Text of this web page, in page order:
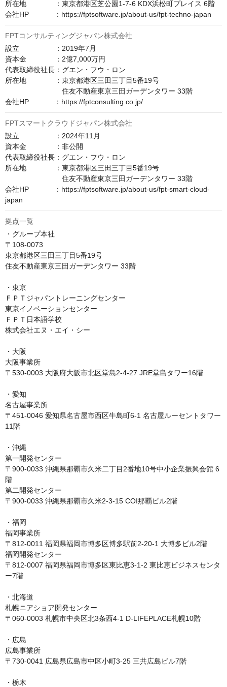
所在地　　　　：東京都港区芝公園1-7-6 KDX浜松町プレイス 6階
会社HP　　　  ：https://fptsoftware.jp/about-us/fpt-techno-japan
FPTコンサルティングジャパン株式会社
設立　　　　　：2019年7月
資本金　　　　：2億7,000万円
代表取締役社長：グエン・フウ・ロン
所在地　　　　：東京都港区三田三丁目5番19号
住友不動産東京三田ガーデンタワー 33階
会社HP　　　  ：https://fptconsulting.co.jp/
FPTスマートクラウドジャパン株式会社
設立　　　　　：2024年11月
資本金　　　　：非公開
代表取締役社長：グエン・フウ・ロン
所在地　　　　：東京都港区三田三丁目5番19号
住友不動産東京三田ガーデンタワー 33階
会社HP　　　  ：https://fptsoftware.jp/about-us/fpt-smart-cloud-
japan
拠点一覧
・グループ本社
〒108-0073
東京都港区三田三丁目5番19号
住友不動産東京三田ガーデンタワー 33階
・東京
ＦＰＴジャパントレーニングセンター
東京イノベーションセンター
ＦＰＴ日本語学校
株式会社エヌ・エイ・シー
・大阪
大阪事業所
〒530-0003 大阪府大阪市北区堂島2-4-27 JRE堂島タワー16階
・愛知
名古屋事業所
〒451-0046 愛知県名古屋市西区牛島町6-1 名古屋ルーセントタワー
11階
・沖縄
第一開発センター
〒900-0033 沖縄県那覇市久米二丁目2番地10号中小企業振興会館 6
階
第二開発センター
〒900-0033 沖縄県那覇市久米2-3-15 COI那覇ビル2階
・福岡
福岡事業所
〒812-0011 福岡県福岡市博多区博多駅前2-20-1 大博多ビル2階
福岡開発センター
〒812-0007 福岡県福岡市博多区東比恵3-1-2 東比恵ビジネスセンタ
ー7階
・北海道
札幌ニアショア開発センター
〒060-0003 札幌市中央区北3条西4-1 D-LIFEPLACE札幌10階
・広島
広島事業所
〒730-0041 広島県広島市中区小町3-25 三共広島ビル7階
・栃木